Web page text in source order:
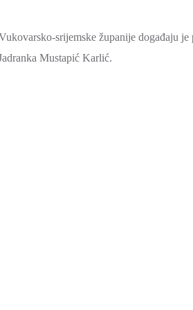
srijemske županije događaju
Mustapić Karlić.